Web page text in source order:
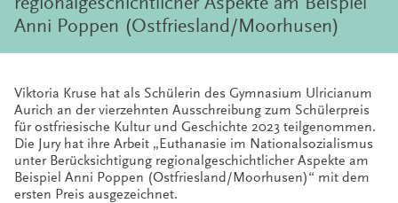
Anni Poppen (Ostfriesland/Moorhusen)
Viktoria Kruse hat als Schülerin des Gymnasium Ulricianum
Aurich an der vierzehnten Ausschreibung zum Schülerpreis
für ostfriesische Kultur und Geschichte 2023 teilgenommen.
Die Jury hat ihre Arbeit „Euthanasie im Nationalsozialismus
unter Berücksichtigung regionalgeschichtlicher Aspekte am
Beispiel Anni Poppen (Ostfriesland/Moorhusen)“ mit dem
ersten Preis ausgezeichnet.